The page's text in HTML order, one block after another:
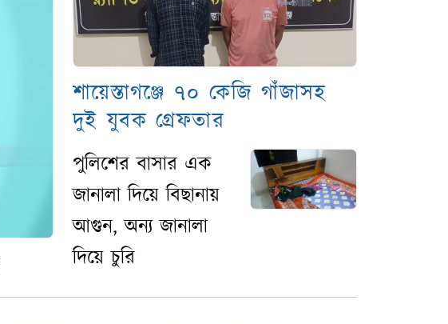
শায়েস্তাগঞ্জে ৭০ কেজি গাঁজাসহ
দুই যুবক গ্রেফতার
পুলিশের বাসার এক
জানালা দিয়ে বিছানায়
আগুন, অন্য জানালা
দিয়ে চুরি